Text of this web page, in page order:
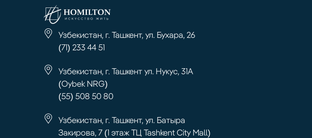
Узбекистан, г. Ташкент, ул. Бухара, 26
(71) 233 44 51
Узбекистан, г. Ташкент ул. Нукус, 31А
(Oybek NRG)
(55) 508 50 80
Узбекистан, г. Ташкент, ул. Батыра
Закирова, 7 (1 этаж ТЦ Tashkent City Mall)